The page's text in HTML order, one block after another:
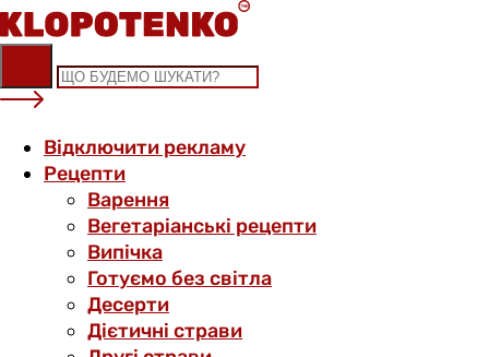
Skip
to
content
Відключити рекламу
Рецепти
Варення
Вегетаріанські рецепти
Випічка
Готуємо без світла
Десерти
Дієтичні страви